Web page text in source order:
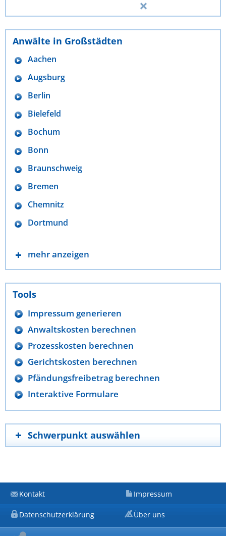
Anwälte in Großstädten
Aachen
Augsburg
Berlin
Bielefeld
Bochum
Bonn
Braunschweig
Bremen
Chemnitz
Dortmund
mehr anzeigen
Tools
Impressum generieren
Anwaltskosten berechnen
Prozesskosten berechnen
Gerichtskosten berechnen
Pfändungsfreibetrag berechnen
Interaktive Formulare
Schwerpunkt auswählen
Kontakt Impressum
Datenschutzerklärung Über uns